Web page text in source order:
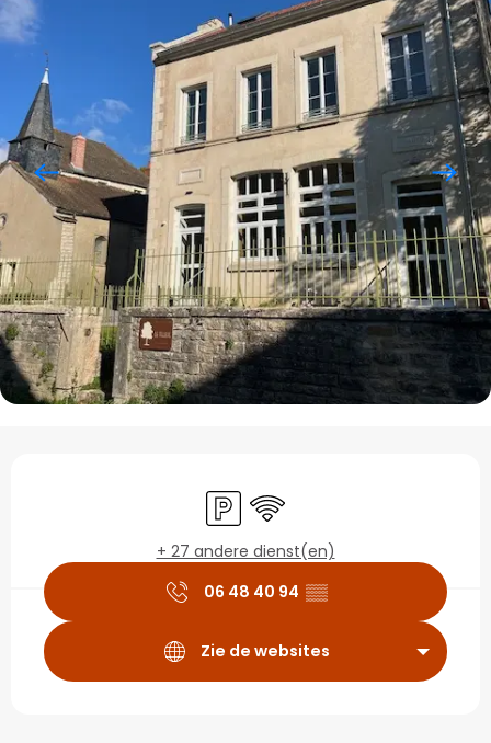
Openingstijden en
Parkeerplaats
Wifi
+ 27 andere dienst(en)
06 48 40 94 ▒▒
Zie de websites